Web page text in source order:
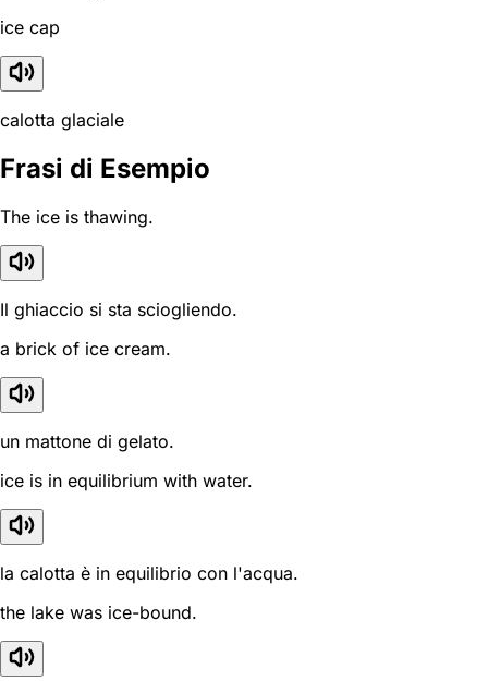
ice cap
calotta glaciale
Frasi di Esempio
The ice is thawing.
Il ghiaccio si sta sciogliendo.
a brick of ice cream.
un mattone di gelato.
ice is in equilibrium with water.
la calotta è in equilibrio con l'acqua.
the lake was ice-bound.